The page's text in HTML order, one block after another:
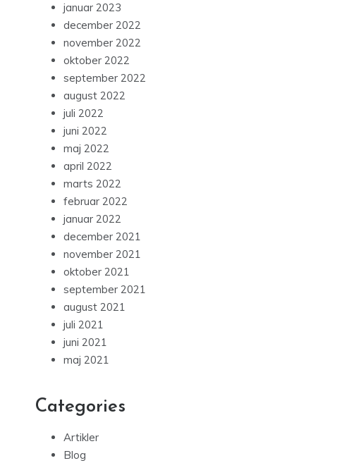
januar 2023
december 2022
november 2022
oktober 2022
september 2022
august 2022
juli 2022
juni 2022
maj 2022
april 2022
marts 2022
februar 2022
januar 2022
december 2021
november 2021
oktober 2021
september 2021
august 2021
juli 2021
juni 2021
maj 2021
Categories
Artikler
Blog